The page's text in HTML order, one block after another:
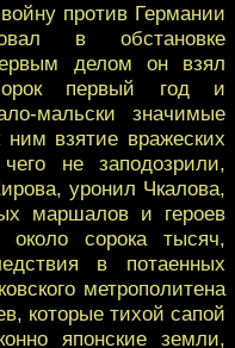
против Германии
в обстановке
делом он взял
первый год и
мальски значимые
ним взятие вражеских
не заподозрили,
уронил Чкалова,
маршалов и героев
сорока тысяч,
в потаенных
метрополитена
которые тихой сапой
японские земли,